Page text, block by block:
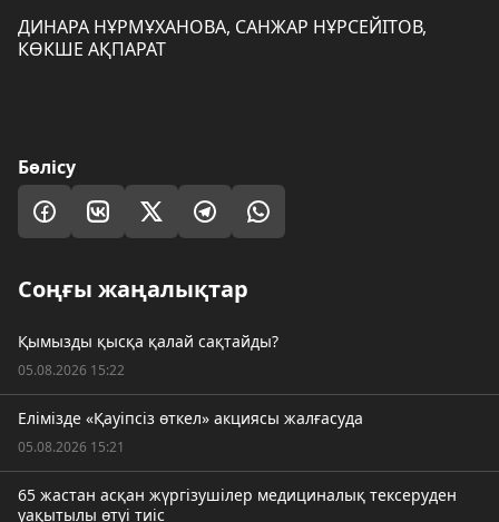
ДИНАРА НҰРМҰХАНОВА, САНЖАР НҰРСЕЙІТОВ,
КӨКШЕ АҚПАРАТ
Бөлісу
Соңғы жаңалықтар
Қымызды қысқа қалай сақтайды?
05.08.2026 15:22
Елімізде «Қауіпсіз өткел» акциясы жалғасуда
05.08.2026 15:21
65 жастан асқан жүргізушілер медициналық тексеруден
уақытылы өтуі тиіс